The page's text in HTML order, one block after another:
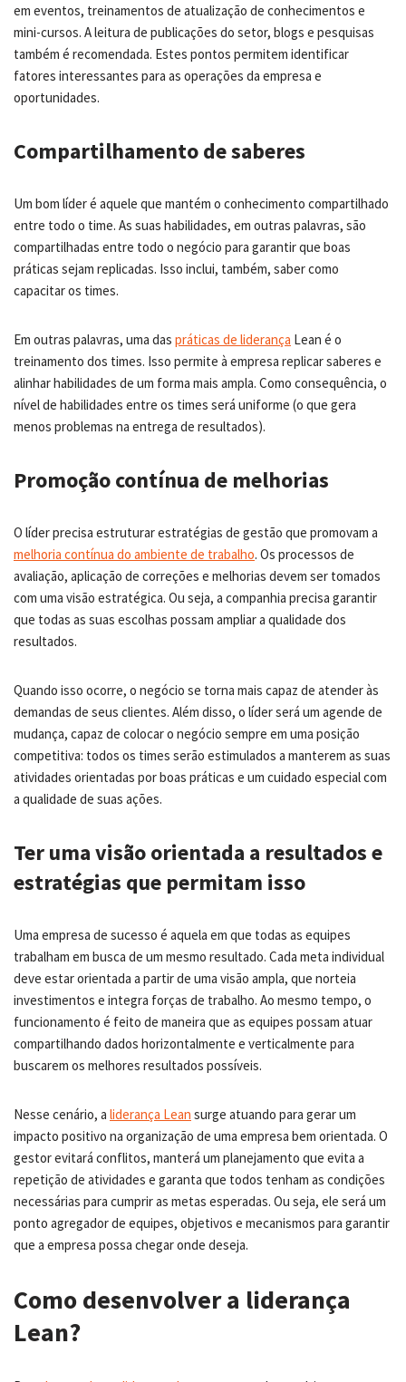
em eventos, treinamentos de atualização de conhecimentos e
mini-cursos. A leitura de publicações do setor, blogs e pesquisas
também é recomendada. Estes pontos permitem identificar
fatores interessantes para as operações da empresa e
oportunidades.
Compartilhamento de saberes
Um bom líder é aquele que mantém o conhecimento compartilhado
entre todo o time. As suas habilidades, em outras palavras, são
compartilhadas entre todo o negócio para garantir que boas
práticas sejam replicadas. Isso inclui, também, saber como
capacitar os times.
Em outras palavras, uma das práticas de liderança Lean é o
treinamento dos times. Isso permite à empresa replicar saberes e
alinhar habilidades de um forma mais ampla. Como consequência, o
nível de habilidades entre os times será uniforme (o que gera
menos problemas na entrega de resultados).
Promoção contínua de melhorias
O líder precisa estruturar estratégias de gestão que promovam a
melhoria contínua do ambiente de trabalho. Os processos de
avaliação, aplicação de correções e melhorias devem ser tomados
com uma visão estratégica. Ou seja, a companhia precisa garantir
que todas as suas escolhas possam ampliar a qualidade dos
resultados.
Quando isso ocorre, o negócio se torna mais capaz de atender às
demandas de seus clientes. Além disso, o líder será um agende de
mudança, capaz de colocar o negócio sempre em uma posição
competitiva: todos os times serão estimulados a manterem as suas
atividades orientadas por boas práticas e um cuidado especial com
a qualidade de suas ações.
Ter uma visão orientada a resultados e
estratégias que permitam isso
Uma empresa de sucesso é aquela em que todas as equipes
trabalham em busca de um mesmo resultado. Cada meta individual
deve estar orientada a partir de uma visão ampla, que norteia
investimentos e integra forças de trabalho. Ao mesmo tempo, o
funcionamento é feito de maneira que as equipes possam atuar
compartilhando dados horizontalmente e verticalmente para
buscarem os melhores resultados possíveis.
Nesse cenário, a liderança Lean surge atuando para gerar um
impacto positivo na organização de uma empresa bem orientada. O
gestor evitará conflitos, manterá um planejamento que evita a
repetição de atividades e garanta que todos tenham as condições
necessárias para cumprir as metas esperadas. Ou seja, ele será um
ponto agregador de equipes, objetivos e mecanismos para garantir
que a empresa possa chegar onde deseja.
Como desenvolver a liderança
Lean?